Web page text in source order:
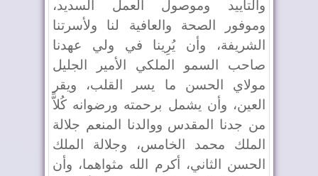
والتأييد وموصول العمل السديد،
وموفور الصحة والعافية لنا ولأسرتنا
الشريفة، وأن يُرِينا في ولي عهدنا
صاحب السمو الملكي الأمير الجليل
مولاي الحسن ما يسر القلب، ويقر
العين، وأن يشمل برحمته ورضوانه كُلاًّ
من جدنا المقدس ووالدنا المنعم جلالة
الملك محمد الخامس، وجلالة الملك
الحسن الثاني، أكرم الله مثواهما، وأن